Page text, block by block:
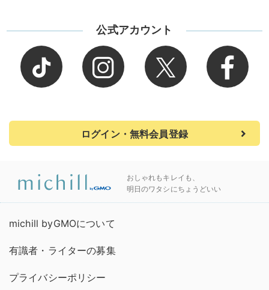
公式アカウント
ログイン・無料会員登録
おしゃれもキレイも、
明日のワタシにちょうどいい
michill byGMOについて
有識者・ライターの募集
プライバシーポリシー